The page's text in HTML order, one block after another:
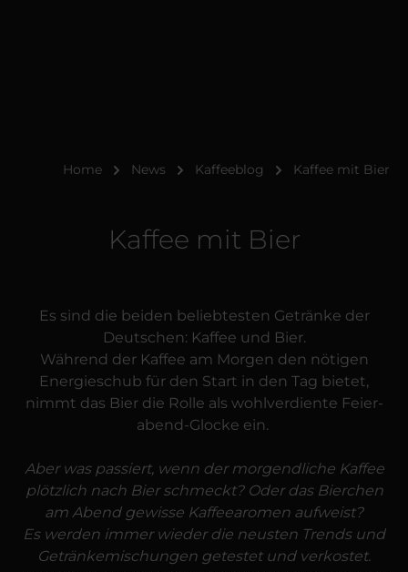
Home News Kaffeeblog Kaffee mit Bier
Kaffee mit Bier
Es sind die beiden beliebtesten Getränke der
Deutschen: Kaffee und Bier.
Während der Kaffee am Morgen den nötigen
Energie­schub für den Start in den Tag bietet,
nimmt das Bier die Rolle als wohl­verdiente Feier­
abend-Glocke ein.
Aber was passiert, wenn der morgendliche Kaffee
plötzlich nach Bier schmeckt? Oder das Bierchen
am Abend gewisse Kaffee­aromen aufweist?
Es werden immer wieder die neusten Trends und
Getränke­mischungen getestet und verkostet.